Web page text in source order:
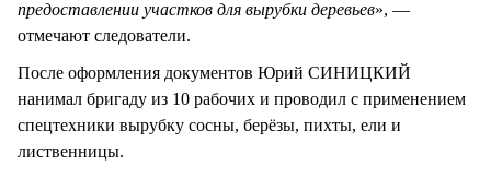
предоставлении участков для вырубки деревьев», —
отмечают следователи.
После оформления документов Юрий СИНИЦКИЙ
нанимал бригаду из 10 рабочих и проводил с применением
спецтехники вырубку сосны, берёзы, пихты, ели и
лиственницы.